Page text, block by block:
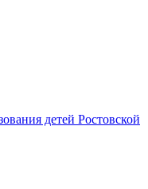
детей Ростовской